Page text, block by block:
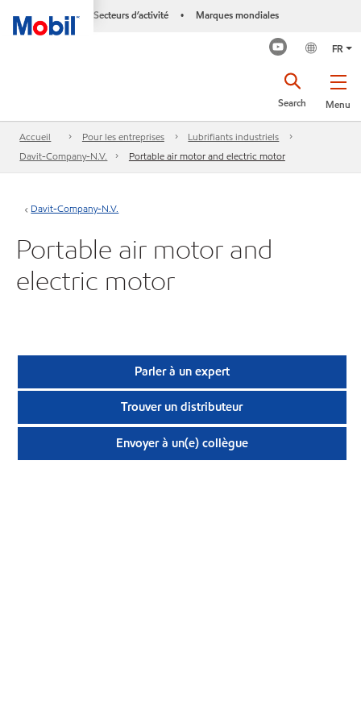
Secteurs d’activité • Marques mondiales
FR
Menu
Search
Accueil Pour les entreprises
Lubrifiants industriels
Davit-Company-N.V.
Portable air motor and electric motor
Davit-Company-N.V.
Portable air motor and
electric motor
Parler à un expert
Trouver un distributeur
Envoyer à un(e) collègue